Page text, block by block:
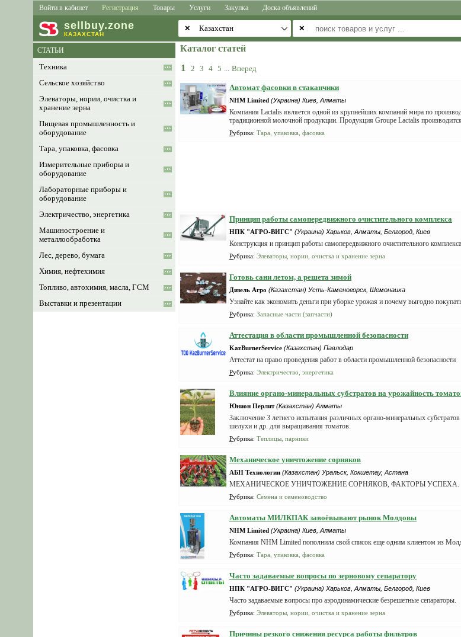
Войти в кабинет Регистрация Товары Услуги Закупка Доска объявлений
sell buy.zone
КАЗАХСТАН
✕ ✕
СТАТЬИ
Техника
Сельское хозяйство
Элеваторы, нории, очистка и
хранение зерна
Пищевая промышленность и
оборудование
Тара, упаковка, фасовка
Измерительные приборы и
оборудование
Лабораторные приборы и
оборудование
Электричество, энергетика
Машиностроение и
металлообработка
Лес, дерево, бумага
Химия, нефтехимия
Топливо, автохимия, масла, ГСМ
Выставки и презентации
Каталог статей
1 2 3 4 5 ... Вперед
Автомат фасовки в стаканчики
NHM Limited (Украина) Киев, Алматы
Компания Lactalis является одной из крупнейших компаний мира по
традиционной молочной продукции. Продукция Groupe Lactalis
Рубрика: Тара, упаковка, фасовка
Принцип работы самопередвижного очистительного комплекса
НПК "АГРО-ВИГС" (Украина) Харьков, Алматы, Белгород, Киев
Конструкция и принцип работы самопередвижного очистительного
Рубрика: Элеваторы, нории, очистка и хранение зерна
Готовь сани летом, а решета зимой
Дизель Агро (Казахстан) Усть-Каменогорск, Шемонаиха
Узнайте как экономить деньги при уборке урожая и почему выгодно
Рубрика: Запасные части (запчасти)
Аттестация в области промышленной безопасности
KazBurnerService (Казахстан) Павлодар
Аттестат на право проведения работ в области промышленной безопасности
Рубрика: Электричество, энергетика
Влияние органо-минеральных субстратов на урожайность
Юнион Перлит (Казахстан) Алматы
Заключение 3 летнего испытания различных органо-минеральных
шелухи и др. для выращивания томатов.
Рубрика: Теплицы, парники
Механическое уничтожение сорняков
АБН Технологии (Казахстан) Уральск, Кокшетау, Астана
МЕХАНИЧЕСКОЕ УНИЧТОЖЕНИЕ СОРНЯКОВ, ФАКТОРЫ УСПЕХА.
Рубрика: Семена и семеноводство
Автоматы МИЛКПАК завоёвывают рынок Молдовы
NHM Limited (Украина) Киев, Алматы
Компания NHM Limited пополнила свой список еще одним клиентом из
Рубрика: Тара, упаковка, фасовка
Часто задаваемые вопросы по зерновому сепаратору
НПК "АГРО-ВИГС" (Украина) Харьков, Алматы, Белгород, Киев
Часто задаваемые вопросы про аэродинамические безрешетные сепараторы.
Рубрика: Элеваторы, нории, очистка и хранение зерна
Причины резкого снижения ресурса работы фильтров